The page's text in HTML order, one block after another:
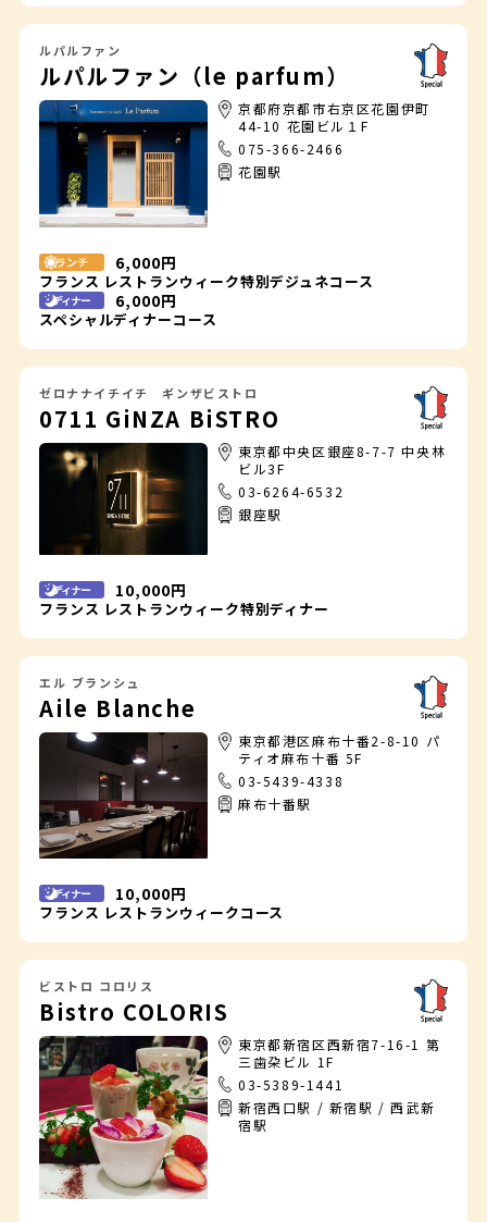
ルパルファン（le parfum）
ルパルファン
京都府京都市右京区花園伊町
44-10 花園ビル１F
075-366-2466
花園駅
ランチ
フランス レストランウィーク特別デジュネコース
6,000円
ディナー
スペシャルディナーコース
6,000円
0711 GiNZA BiSTRO
ゼロナナイチイチ ギンザビストロ
東京都中央区銀座8-7-7 中央林
ビル3F
03-6264-6532
銀座駅
ディナー
フランス レストランウィーク特別ディナー
10,000円
Aile Blanche
エル ブランシュ
東京都港区麻布十番2-8-10 パ
ティオ麻布十番 5F
03-5439-4338
麻布十番駅
ディナー
フランス レストランウィークコース
10,000円
Bistro COLORIS
ビストロ コロリス
東京都新宿区西新宿7-16-1 第
三歯朶ビル 1F
03-5389-1441
新宿西口駅 / 新宿駅 / 西武新
宿駅